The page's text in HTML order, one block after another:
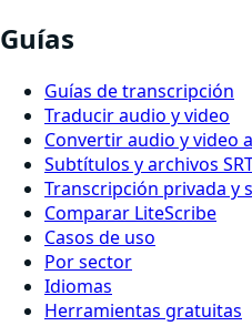
Guías
Guías de transcripción
Traducir audio y video
Convertir audio y video
Subtítulos y archivos
Transcripción privada y
Comparar LiteScribe
Casos de uso
Por sector
Idiomas
Herramientas gratuitas